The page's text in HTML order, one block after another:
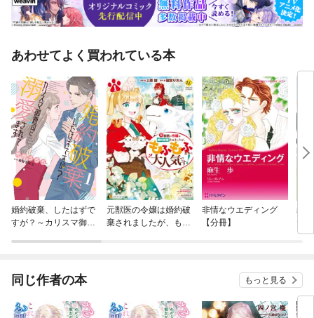
あわせてよく買われている本
婚約破棄、したはずで
すが？～カリスマ御曹
元獣医の令嬢は婚約破
棄されましたが、もふ
非情なウエディング
【分冊】
義
た
天
同じ作者の本 もっと見る